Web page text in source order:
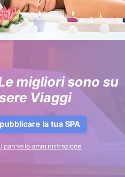
migliori sono su
Viaggi
la tua SPA
pannello amministrazione